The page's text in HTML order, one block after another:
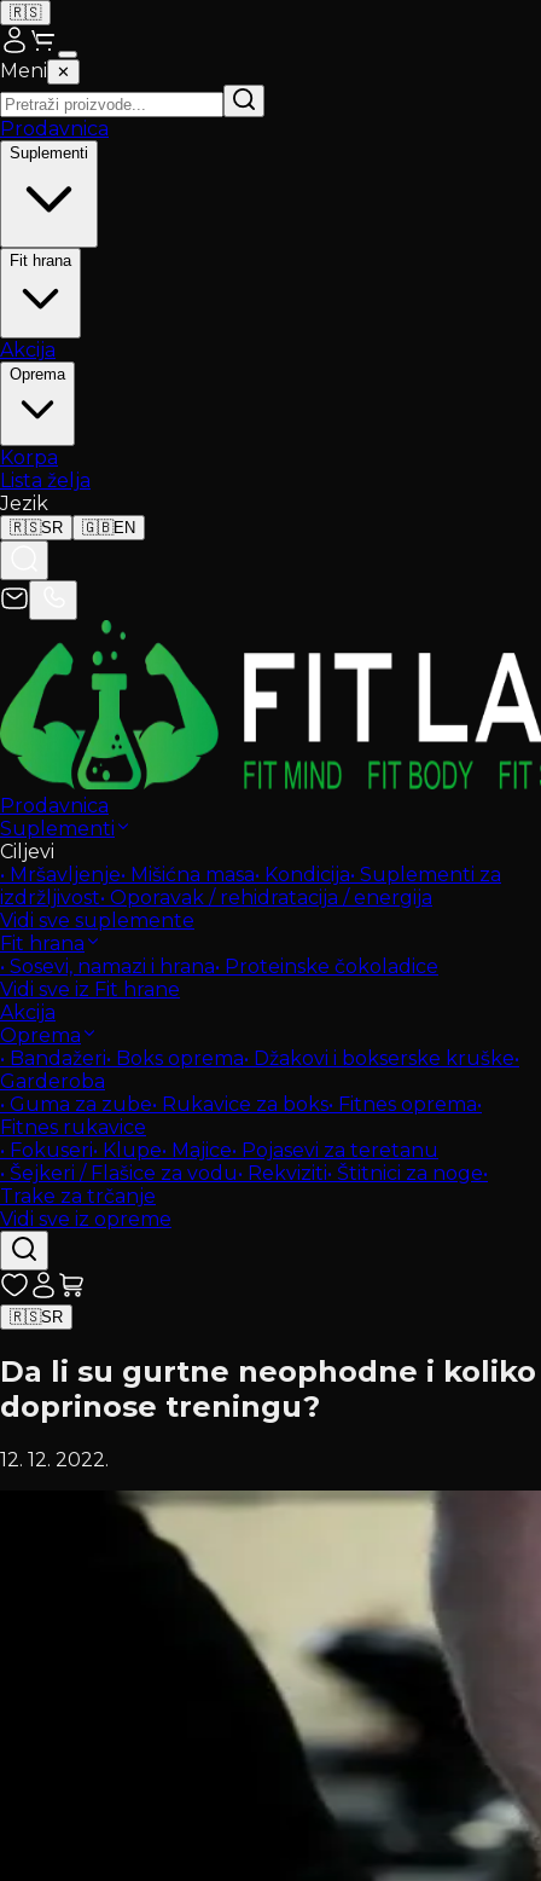
🇷🇸
Meni ✕
Prodavnica
Suplementi
Fit hrana
Akcija
Oprema
Korpa
Lista želja
Jezik
🇷🇸SR 🇬🇧EN
Prodavnica
Suplementi
Ciljevi
• Mršavljenje• Mišićna masa• Kondicija• Suplementi za
izdržljivost• Oporavak / rehidratacija / energija
Vidi sve suplemente
Fit hrana
• Sosevi, namazi i hrana• Proteinske čokoladice
Vidi sve iz Fit hrane
Akcija
Oprema
• Bandažeri• Boks oprema• Džakovi i bokserske kruške•
Garderoba
• Guma za zube• Rukavice za boks• Fitnes oprema•
Fitnes rukavice
• Fokuseri• Klupe• Majice• Pojasevi za teretanu
• Šejkeri / Flašice za vodu• Rekviziti• Štitnici za noge•
Trake za trčanje
Vidi sve iz opreme
🇷🇸SR
Da li su gurtne neophodne i koliko
doprinose treningu?
12. 12. 2022.